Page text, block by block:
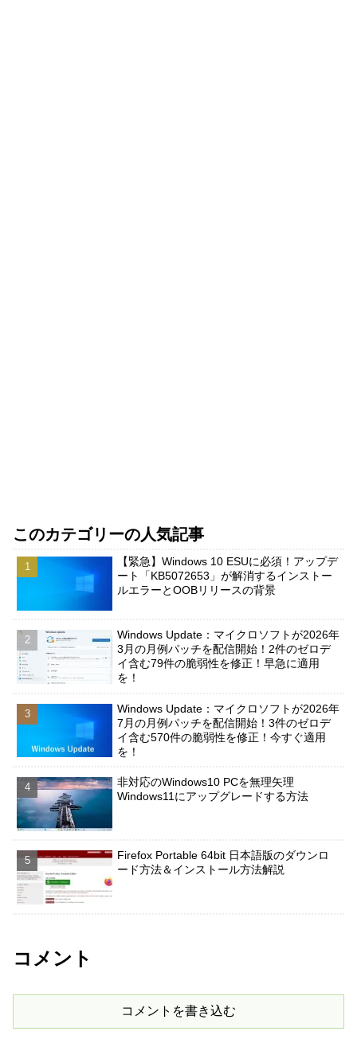
このカテゴリーの人気記事
【緊急】Windows 10 ESUに必須！アップデ
ート「KB5072653」が解消するインストー
ルエラーとOOBリリースの背景
Windows Update：マイクロソフトが2026年
3月の月例パッチを配信開始！2件のゼロデ
イ含む79件の脆弱性を修正！早急に適用
を！
Windows Update：マイクロソフトが2026年
7月の月例パッチを配信開始！3件のゼロデ
イ含む570件の脆弱性を修正！今すぐ適用
を！
非対応のWindows10 PCを無理矢理
Windows11にアップグレードする方法
Firefox Portable 64bit 日本語版のダウンロ
ード方法＆インストール方法解説
コメント
コメントを書き込む